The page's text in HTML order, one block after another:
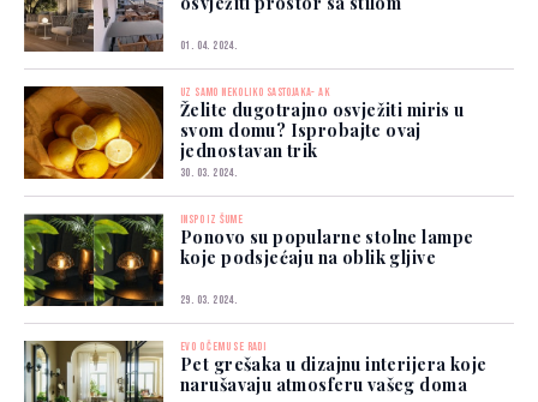
01. 04. 2024.
UZ SAMO NEKOLIKO SASTOJAKA- AK
Želite dugotrajno osvježiti miris u
svom domu? Isprobajte ovaj
jednostavan trik
30. 03. 2024.
INSPO IZ ŠUME
Ponovo su popularne stolne lampe
koje podsjećaju na oblik gljive
29. 03. 2024.
EVO O ČEMU SE RADI
Pet grešaka u dizajnu interijera koje
narušavaju atmosferu vašeg doma